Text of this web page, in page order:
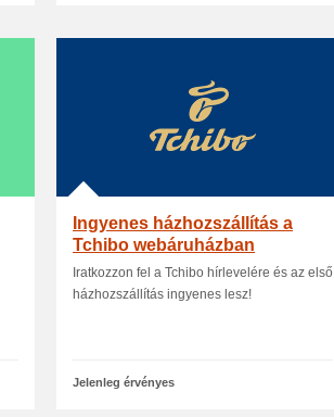
Ingyenes házhozszállítás a
Tchibo webáruházban
Iratkozzon fel a Tchibo hírlevelére és az első
házhozszállítás ingyenes lesz!
Jelenleg érvényes